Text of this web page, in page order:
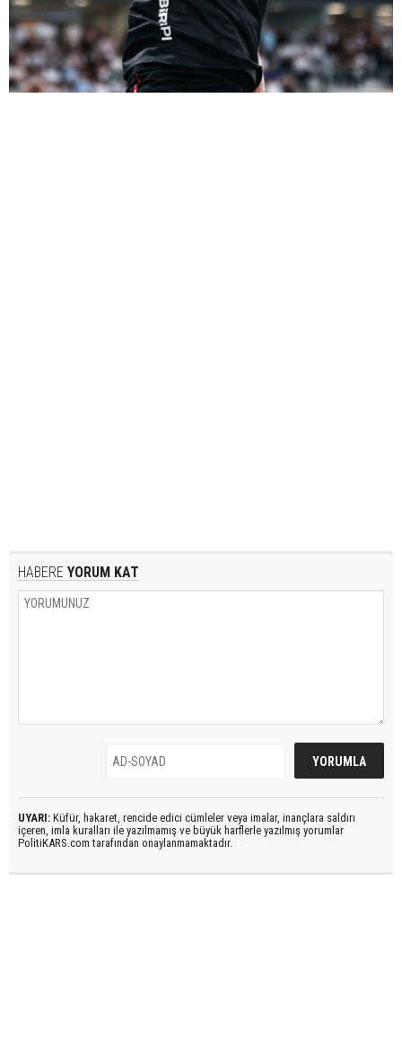
HABERE YORUM KAT
UYARI: Küfür, hakaret, rencide edici cümleler veya imalar, inançlara saldırı
içeren, imla kuralları ile yazılmamış ve büyük harflerle yazılmış yorumlar
PolitiKARS.com tarafından onaylanmamaktadır.